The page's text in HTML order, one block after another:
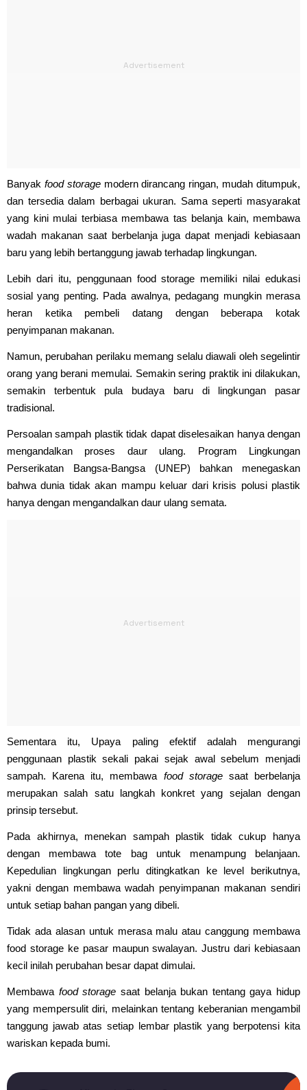
Banyak food storagemodern dirancang ringan, mudah ditumpuk,
dan tersedia dalam berbagai ukuran. Sama seperti masyarakat
yang kini mulai terbiasa membawa tas belanja kain, membawa
wadah makanan saat berbelanja juga dapat menjadi kebiasaan
baru yang lebih bertanggung jawab terhadap lingkungan.
Lebih dari itu, penggunaan food storage memiliki nilai edukasi
sosial yang penting. Pada awalnya, pedagang mungkin merasa
heran ketika pembeli datang dengan beberapa kotak
penyimpanan makanan.
Namun, perubahan perilaku memang selalu diawali oleh segelintir
orang yang berani memulai. Semakin sering praktik ini dilakukan,
semakin terbentuk pula budaya baru di lingkungan pasar
tradisional.
Persoalan sampah plastik tidak dapat diselesaikan hanya dengan
mengandalkan proses daur ulang. Program Lingkungan
Perserikatan Bangsa-Bangsa (UNEP) bahkan menegaskan
bahwa dunia tidak akan mampu keluar dari krisis polusi plastik
hanya dengan mengandalkan daur ulang semata.
Sementara itu, Upaya paling efektif adalah mengurangi
penggunaan plastik sekali pakai sejak awal sebelum menjadi
sampah. Karena itu, membawa food storagesaat berbelanja
merupakan salah satu langkah konkret yang sejalan dengan
prinsip tersebut.
Pada akhirnya, menekan sampah plastik tidak cukup hanya
dengan membawa tote bag untuk menampung belanjaan.
Kepedulian lingkungan perlu ditingkatkan ke level berikutnya,
yakni dengan membawa wadah penyimpanan makanan sendiri
untuk setiap bahan pangan yang dibeli.
Tidak ada alasan untuk merasa malu atau canggung membawa
food storage ke pasar maupun swalayan. Justru dari kebiasaan
kecil inilah perubahan besar dapat dimulai.
Membawa food storage saat belanja bukan tentang gaya hidup
yang mempersulit diri, melainkan tentang keberanian mengambil
tanggung jawab atas setiap lembar plastik yang berpotensi kita
wariskan kepada bumi.